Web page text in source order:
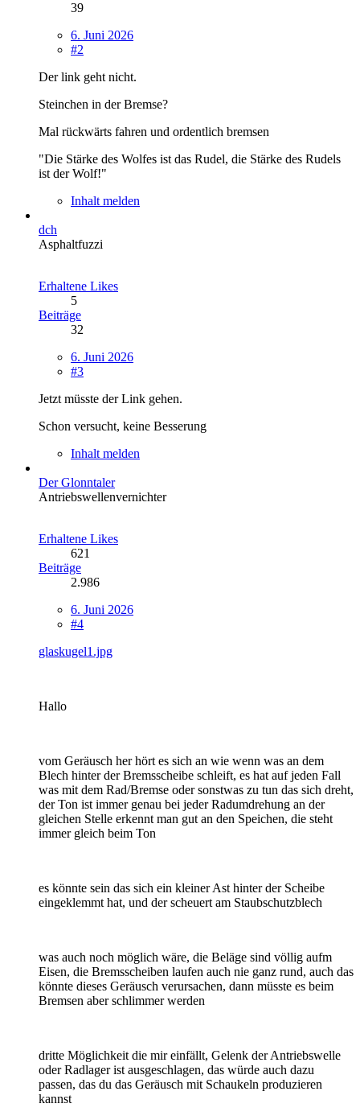
39
6. Juni 2026
#2
Der link geht nicht.
Steinchen in der Bremse?
Mal rückwärts fahren und ordentlich bremsen
"Die Stärke des Wolfes ist das Rudel, die Stärke des Rudels
ist der Wolf!"
Inhalt melden
dch
Asphaltfuzzi
Erhaltene Likes
5
Beiträge
32
6. Juni 2026
#3
Jetzt müsste der Link gehen.
Schon versucht, keine Besserung
Inhalt melden
Der Glonntaler
Antriebswellenvernichter
Erhaltene Likes
621
Beiträge
2.986
6. Juni 2026
#4
glaskugel1.jpg
Hallo
vom Geräusch her hört es sich an wie wenn was an dem
Blech hinter der Bremsscheibe schleift, es hat auf jeden Fall
was mit dem Rad/Bremse oder sonstwas zu tun das sich dreht,
der Ton ist immer genau bei jeder Radumdrehung an der
gleichen Stelle erkennt man gut an den Speichen, die steht
immer gleich beim Ton
es könnte sein das sich ein kleiner Ast hinter der Scheibe
eingeklemmt hat, und der scheuert am Staubschutzblech
was auch noch möglich wäre, die Beläge sind völlig aufm
Eisen, die Bremsscheiben laufen auch nie ganz rund, auch das
könnte dieses Geräusch verursachen, dann müsste es beim
Bremsen aber schlimmer werden
dritte Möglichkeit die mir einfällt, Gelenk der Antriebswelle
oder Radlager ist ausgeschlagen, das würde auch dazu
passen, das du das Geräusch mit Schaukeln produzieren
kannst